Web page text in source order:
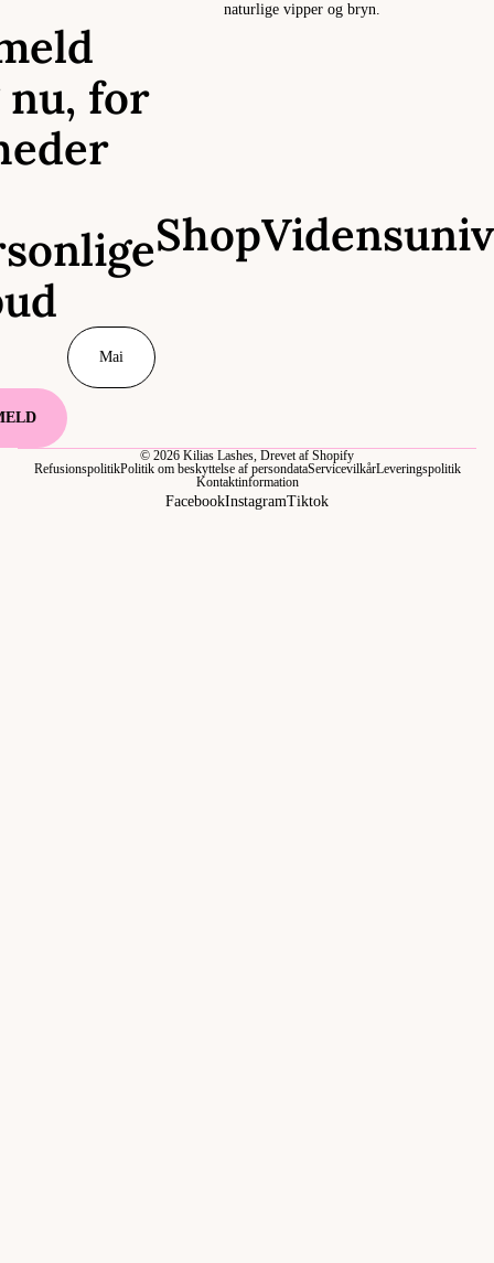
naturlige vipper og bryn.
nu, for
Shop
© 2026 Kilias Lashes, Drevet af Shopify
RefusionspolitikPolitik om beskyttelse af persondataServicevilkårLeveringspolitik
Kontaktinformation
FacebookInstagramTiktok